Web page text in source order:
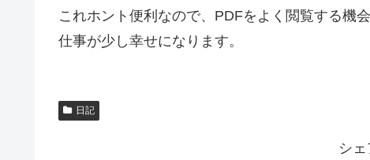
これホント便利なので、PDFをよく閲覧する機
仕事が少し幸せになります。
日記
シ